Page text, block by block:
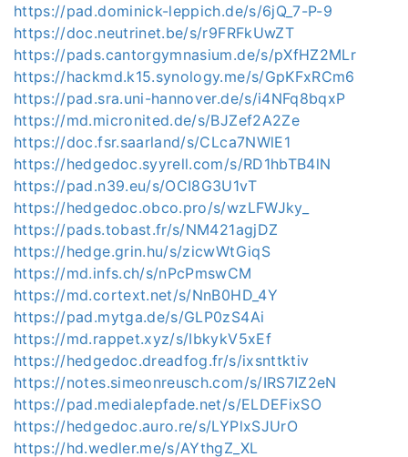
https://pad.dominick-leppich.de/s/6jQ_7-P-9
https://doc.neutrinet.be/s/r9FRFkUwZT
https://pads.cantorgymnasium.de/s/pXfHZ2MLr
https://hackmd.k15.synology.me/s/GpKFxRCm6
https://pad.sra.uni-hannover.de/s/i4NFq8bqxP
https://md.micronited.de/s/BJZef2A2Ze
https://doc.fsr.saarland/s/CLca7NWlE1
https://hedgedoc.syyrell.com/s/RD1hbTB4lN
https://pad.n39.eu/s/OCI8G3U1vT
https://hedgedoc.obco.pro/s/wzLFWJky_
https://pads.tobast.fr/s/NM421agjDZ
https://hedge.grin.hu/s/zicwWtGiqS
https://md.infs.ch/s/nPcPmswCM
https://md.cortext.net/s/NnB0HD_4Y
https://pad.mytga.de/s/GLP0zS4Ai
https://md.rappet.xyz/s/IbkykV5xEf
https://hedgedoc.dreadfog.fr/s/ixsnttktiv
https://notes.simeonreusch.com/s/IRS7IZ2eN
https://pad.medialepfade.net/s/ELDEFixSO
https://hedgedoc.auro.re/s/LYPlxSJUrO
https://hd.wedler.me/s/AYthgZ_XL